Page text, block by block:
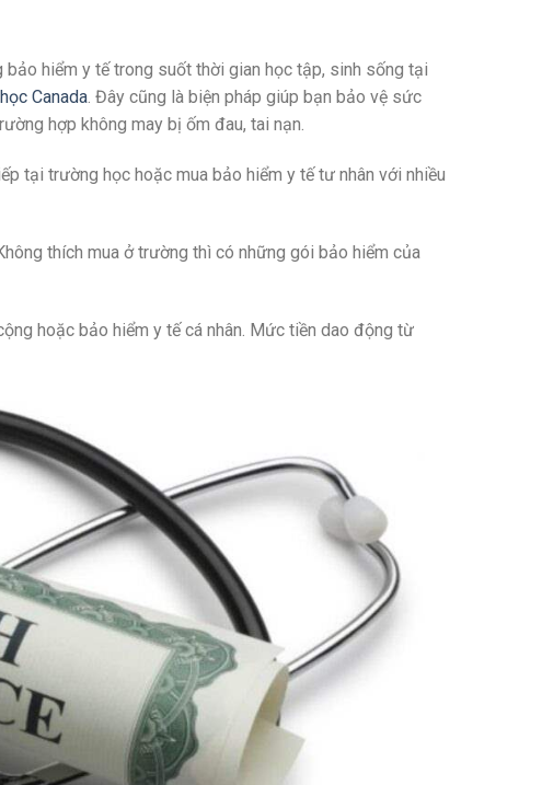
hiểm y tế trong suốt thời gian học tập, sinh sống tại
Canada. Đây cũng là biện pháp giúp bạn bảo vệ sức
hợp không may bị ốm đau, tai nạn.
tại trường học hoặc mua bảo hiểm y tế tư nhân với nhiều
thích mua ở trường thì có những gói bảo hiểm của
hoặc bảo hiểm y tế cá nhân. Mức tiền dao động từ